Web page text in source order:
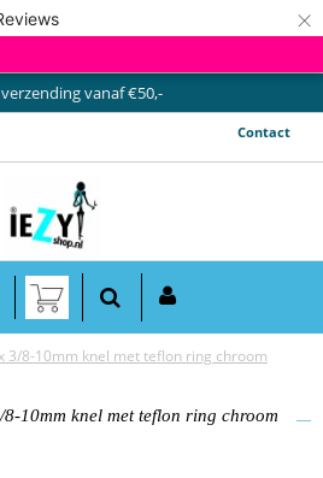
×
vanaf €50,-
Contact
3/8-10mm knel met teflon ring chroom
10mm knel met teflon ring chroom